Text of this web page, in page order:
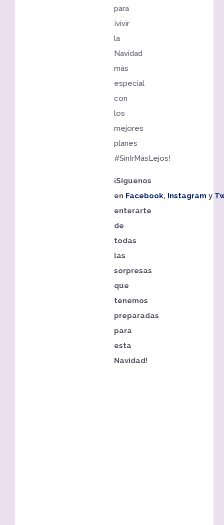
para
¡vivir
la
Navidad
más
especial
con
los
mejores
planes
#SinIrMásLejos!
¡Síguenos
en Facebook, Instagram y
enterarte
de
todas
las
sorpresas
que
tenemos
preparadas
para
esta
Navidad!